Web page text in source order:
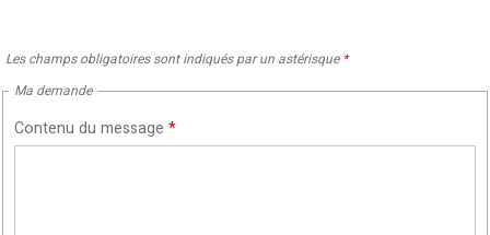
Les champs obligatoires sont indiqués par un astérisque *
Ma demande
Contenu du message *